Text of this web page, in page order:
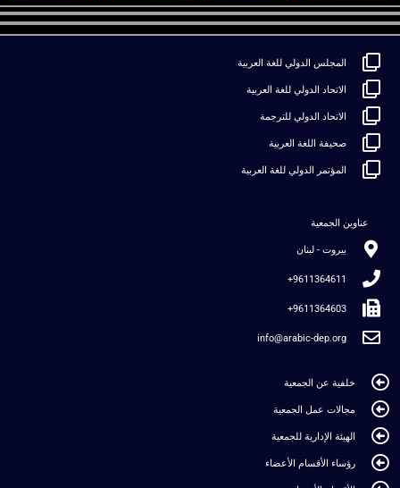
المجلس الدولي للغة العربية
الاتحاد الدولي للغة العربية
الاتحاد الدولي للترجمة
صحيفة اللغة العربية
المؤتمر الدولي للغة العربية
عناوين الجمعية
بيروت - لبنان
9611364611+
9611364603+
info@arabic-dep.org
خلفية عن الجمعية
مجالات عمل الجمعية
الهيئة الإدارية للجمعية
رؤساء الأقسام الأعضاء